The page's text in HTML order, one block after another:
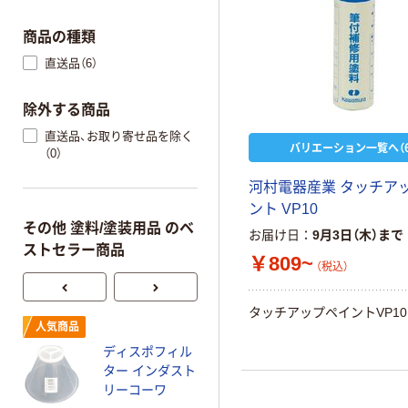
バリエーション一覧へ（6
河村電器産業 タッチア
ント VP10
お届け日 9月3日（木）まで
￥809~ （税込）
タッチアップペイントVP10
商品の種類
直送品（6）
除外する商品
直送品、お取り寄せ品を除く
（0）
その他 塗料/塗装用品 のベ
ストセラー商品
人気商品
ディスポフィル
ター インダスト
リーコーワ
エコー金属 長い